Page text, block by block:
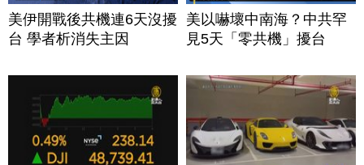
美伊開戰後共機連6天沒擾
台 學者析消失主因
美以嚇壞中南海？中共罕
見5天「零共機」擾台